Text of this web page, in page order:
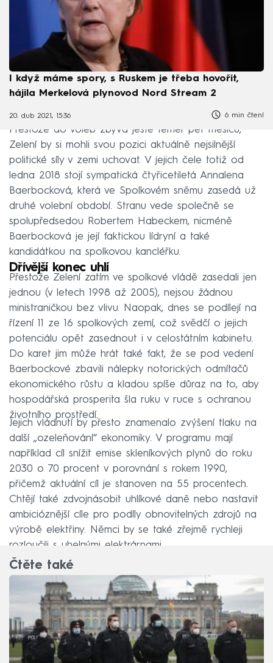
I když máme spory, s Ruskem je třeba hovořit,
hájila Merkelová plynovod Nord Stream 2
20. dub 2021, 15:36 6 min čtení
Přestože do voleb zbývá ještě téměř pět měsíců,
Zelení by si mohli svou pozici aktuálně nejsilnější
politické síly v zemi uchovat. V jejich čele totiž od
ledna 2018 stojí sympatická čtyřicetiletá Annalena
Baerbocková, která ve Spolkovém sněmu zasedá už
druhé volební období. Stranu vede společně se
spolupředsedou Robertem Habeckem, nicméně
Baerbocková je její faktickou lídryní a také
kandidátkou na spolkovou kancléřku.
Dřívější konec uhlí
Přestože Zelení zatím ve spolkové vládě zasedali jen
jednou (v letech 1998 až 2005), nejsou žádnou
ministraničkou bez vlivu. Naopak, dnes se podílejí na
řízení 11 ze 16 spolkových zemí, což svědčí o jejich
potenciálu opět zasednout i v celostátním kabinetu.
Do karet jim může hrát také fakt, že se pod vedení
Baerbockové zbavili nálepky notorických odmítačů
ekonomického růstu a kladou spíše důraz na to, aby
hospodářská prosperita šla ruku v ruce s ochranou
životního prostředí.
Jejich vládnutí by přesto znamenalo zvýšení tlaku na
další „ozeleňování“ ekonomiky. V programu mají
například cíl snížit emise skleníkových plynů do roku
2030 o 70 procent v porovnání s rokem 1990,
přičemž aktuální cíl je stanoven na 55 procentech.
Chtějí také zdvojnásobit uhlíkové daně nebo nastavit
ambicióznější cíle pro podíly obnovitelných zdrojů na
výrobě elektřiny. Němci by se také zřejmě rychleji
rozloučili s uhelnými elektrárnami.
Čtěte také